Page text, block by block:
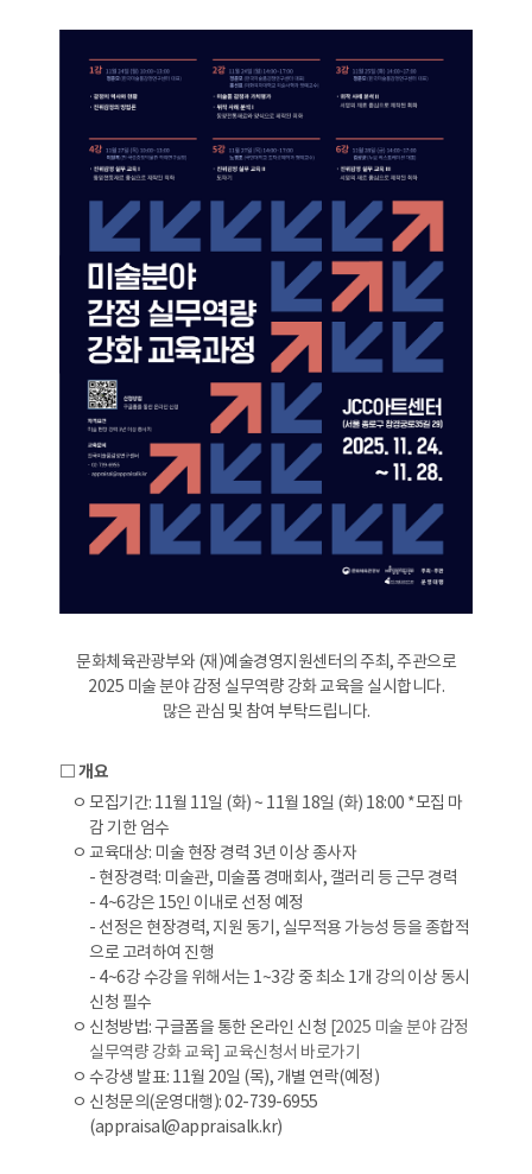
미
술
분
실
무
문화체육관광부와 (재)예술경영지원센터의 주최, 주관으로
2025 미술 분야 감정 실무역량 강화 교육을 실시합니다.
많은 관심 및 참여 부탁드립니다.
□ 개요
ㅇ 모집기간: 11월 11일 (화) ~ 11월 18일 (화) 18:00 *모집 마
감 기한 엄수
ㅇ 교육대상: 미술 현장 경력 3년 이상 종사자
- 현장경력: 미술관, 미술품 경매회사, 갤러리 등 근무 경력
- 4~6강은 15인 이내로 선정 예정
- 선정은 현장경력, 지원 동기, 실무적용 가능성 등을 종합적
으로 고려하여 진행
- 4~6강 수강을 위해서는 1~3강 중 최소 1개 강의 이상 동시
신청 필수
ㅇ 신청방법: 구글폼을 통한 온라인 신청 [2025 미술 분야 감정
실무역량 강화 교육] 교육신청서 바로가기
ㅇ 수강생 발표: 11월 20일 (목), 개별 연락(예정)
ㅇ 신청문의(운영대행): 02-739-6955
(appraisal@appraisalk.kr)